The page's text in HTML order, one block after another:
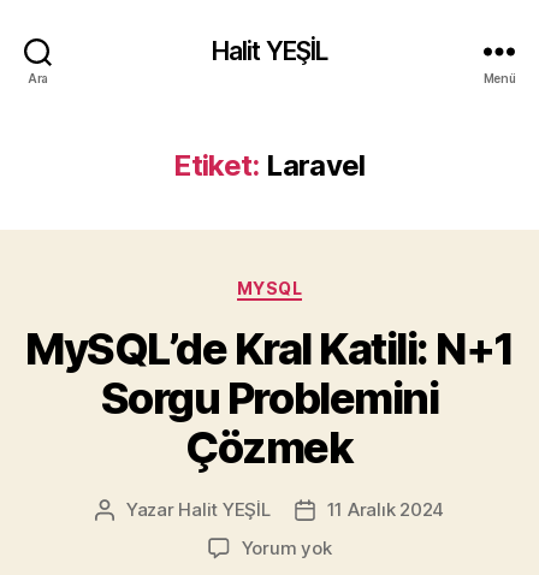
Ara
Halit YEŞİL
Menü
Etiket: Laravel
Kategoriler
MYSQL
MySQL’de Kral Katili: N+1
Sorgu Problemini
Çözmek
Yazının
Yazar Halit YEŞİL
Yazı
tarihi
11 Aralık 2024
Yorum yokMySQL’de